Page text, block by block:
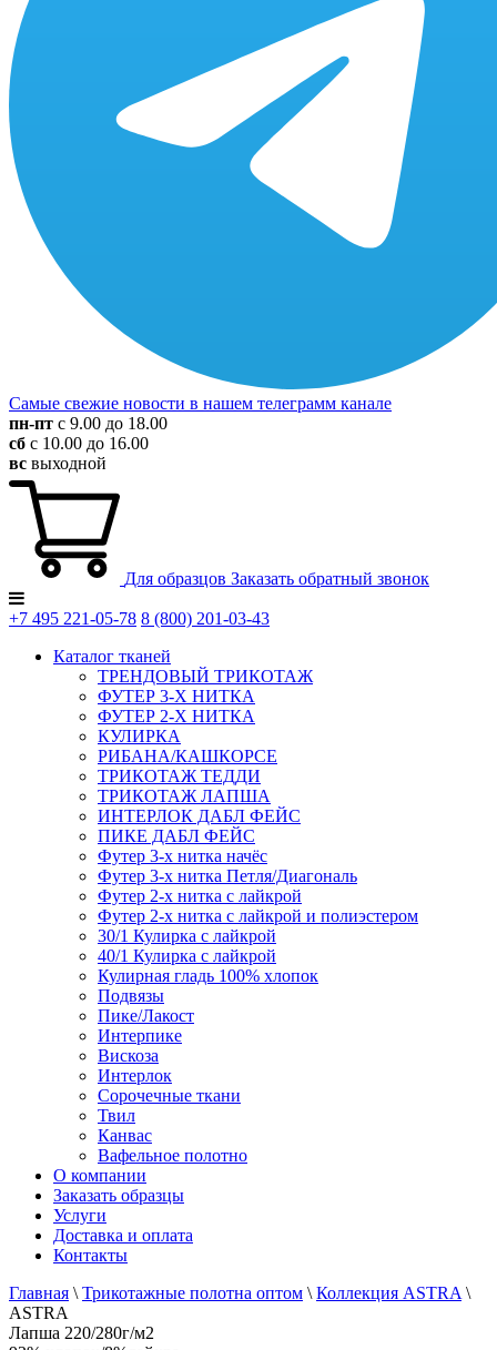
Самые свежие новости в нашем телеграмм канале
пн-пт с 9.00 до 18.00
сб с 10.00 до 16.00
вс выходной
Для образцов Заказать обратный звонок
+7 495 221-05-78 8 (800) 201-03-43
Каталог тканей
ТРЕНДОВЫЙ ТРИКОТАЖ
ФУТЕР 3-Х НИТКА
ФУТЕР 2-Х НИТКА
КУЛИРКА
РИБАНА/КАШКОРСЕ
ТРИКОТАЖ ТЕДДИ
ТРИКОТАЖ ЛАПША
ИНТЕРЛОК ДАБЛ ФЕЙС
ПИКЕ ДАБЛ ФЕЙС
Футер 3-х нитка начёс
Футер 3-х нитка Петля/Диагональ
Футер 2-х нитка с лайкрой
Футер 2-х нитка с лайкрой и полиэстером
30/1 Кулирка с лайкрой
40/1 Кулирка с лайкрой
Кулирная гладь 100% хлопок
Подвязы
Пике/Лакост
Интерпике
Вискоза
Интерлок
Сорочечные ткани
Твил
Канвас
Вафельное полотно
О компании
Заказать образцы
Услуги
Доставка и оплата
Контакты
Главная \ Трикотажные полотна оптом \ Коллекция ASTRA \
ASTRA
Лапша 220/280г/м2